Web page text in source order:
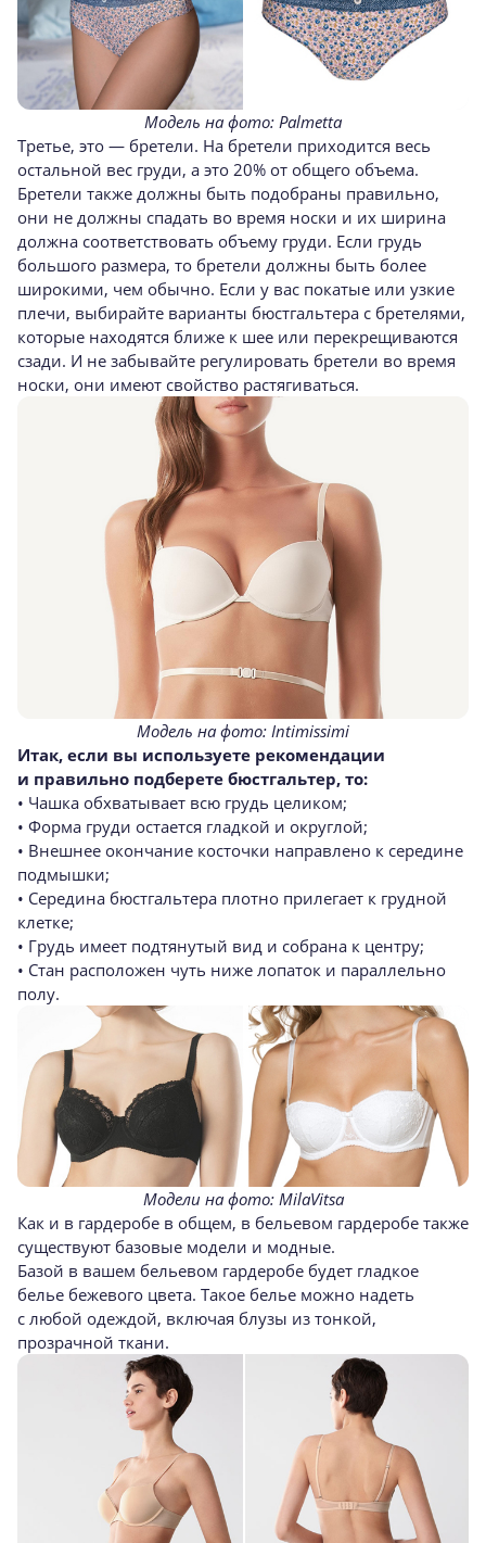
Модель на фото: Palmetta
Третье, это — бретели. На бретели приходится весь
остальной вес груди, а это 20% от общего объема.
Бретели также должны быть подобраны правильно,
они не должны спадать во время носки и их ширина
должна соответствовать объему груди. Если грудь
большого размера, то бретели должны быть более
широкими, чем обычно. Если у вас покатые или узкие
плечи, выбирайте варианты бюстгальтера с бретелями,
которые находятся ближе к шее или перекрещиваются
сзади. И не забывайте регулировать бретели во время
носки, они имеют свойство растягиваться.
Модель на фото: Intimissimi
Итак, если вы используете рекомендации
и правильно подберете бюстгальтер, то:
• Чашка обхватывает всю грудь целиком;
• Форма груди остается гладкой и округлой;
• Внешнее окончание косточки направлено к середине
подмышки;
• Середина бюстгальтера плотно прилегает к грудной
клетке;
• Грудь имеет подтянутый вид и собрана к центру;
• Стан расположен чуть ниже лопаток и параллельно
полу.
Модели на фото: MilaVitsa
Как и в гардеробе в общем, в бельевом гардеробе также
существуют базовые модели и модные.
Базой в вашем бельевом гардеробе будет гладкое
белье бежевого цвета. Такое белье можно надеть
с любой одеждой, включая блузы из тонкой,
прозрачной ткани.